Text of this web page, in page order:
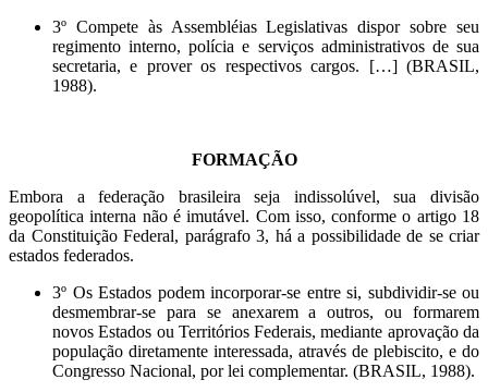
3º Compete às Assembléias Legislativas dispor sobre seu
regimento interno, polícia e serviços administrativos de sua
secretaria, e prover os respectivos cargos. […] (BRASIL,
1988).
FORMAÇÃO
Embora a federação brasileira seja indissolúvel, sua divisão
geopolítica interna não é imutável. Com isso, conforme o artigo 18
da Constituição Federal, parágrafo 3, há a possibilidade de se criar
estados federados.
3º Os Estados podem incorporar-se entre si, subdividir-se ou
desmembrar-se para se anexarem a outros, ou formarem
novos Estados ou Territórios Federais, mediante aprovação da
população diretamente interessada, através de plebiscito, e do
Congresso Nacional, por lei complementar. (BRASIL, 1988).